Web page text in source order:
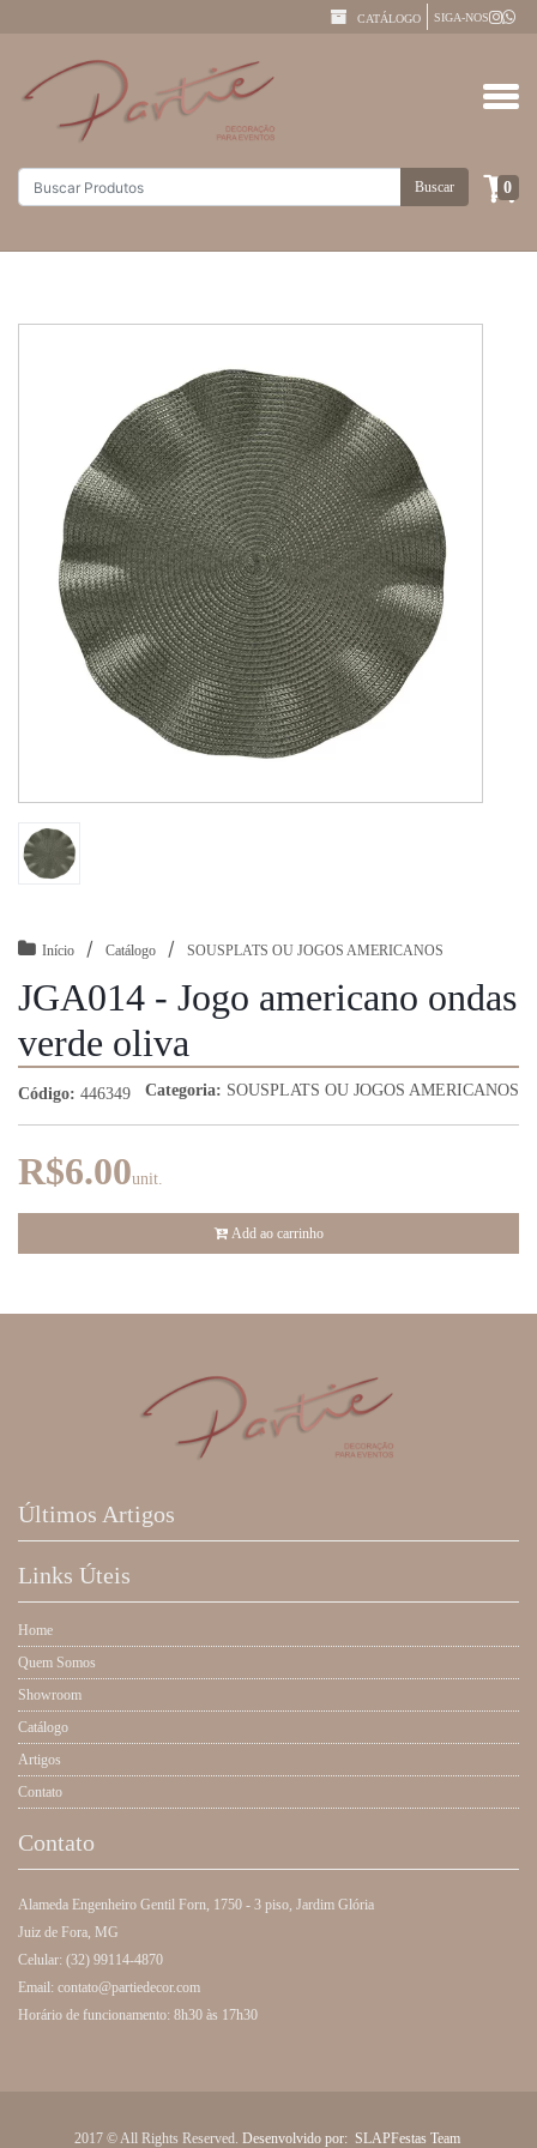
CATÁLOGO SIGA-NOS
Buscar 0
Início / Catálogo / SOUSPLATS OU JOGOS AMERICANOS
JGA014 - Jogo americano ondas
verde oliva
Código: 446349 Categoria: SOUSPLATS OU JOGOS AMERICANOS
R$6.00unit.
Add ao carrinho
Últimos Artigos
Links Úteis
Home
Quem Somos
Showroom
Catálogo
Artigos
Contato
Contato
Alameda Engenheiro Gentil Forn, 1750 - 3 piso, Jardim Glória
Juiz de Fora, MG
Celular: (32) 99114-4870
Email: contato@partiedecor.com
Horário de funcionamento: 8h30 às 17h30
2017 © All Rights Reserved. Desenvolvido por: SLAPFestas Team